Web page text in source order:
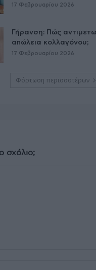
17 Φεβρουαρίου 2026
Γήρανση: Πώς
απώλεια κολλαγόνου;
17 Φεβρουαρίου 2026
Φόρτωση περισσοτέρων
σχόλιο;